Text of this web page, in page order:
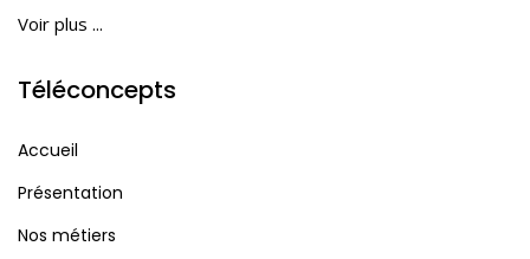
Voir plus ...
Téléconcepts
Accueil
Présentation
Nos métiers